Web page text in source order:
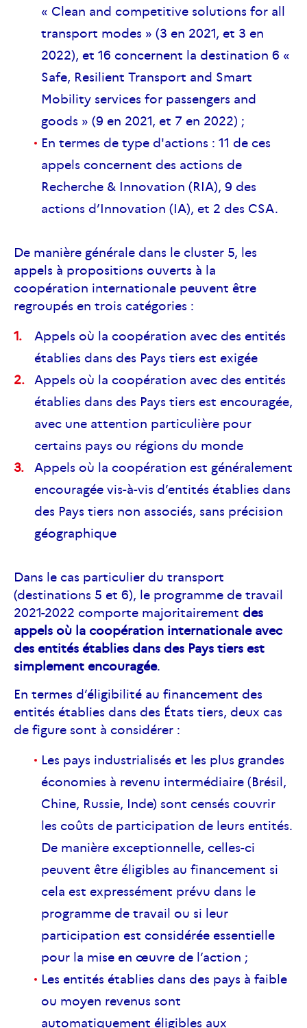
« Clean and competitive solutions for all
transport modes » (3 en 2021, et 3 en
2022), et 16 concernent la destination 6 «
Safe, Resilient Transport and Smart
Mobility services for passengers and
goods » (9 en 2021, et 7 en 2022) ;
En termes de type d'actions : 11 de ces
appels concernent des actions de
Recherche & Innovation (RIA), 9 des
actions d’Innovation (IA), et 2 des CSA.
De manière générale dans le cluster 5, les
appels à propositions ouverts à la
coopération internationale peuvent être
regroupés en trois catégories :
Appels où la coopération avec des entités
établies dans des Pays tiers est exigée
Appels où la coopération avec des entités
établies dans des Pays tiers est encouragée,
avec une attention particulière pour
certains pays ou régions du monde
Appels où la coopération est généralement
encouragée vis-à-vis d’entités établies dans
des Pays tiers non associés, sans précision
géographique
Dans le cas particulier du transport
(destinations 5 et 6), le programme de travail
2021-2022 comporte majoritairement des
appels où la coopération internationale avec
des entités établies dans des Pays tiers est
simplement encouragée.
En termes d’éligibilité au financement des
entités établies dans des États tiers, deux cas
de figure sont à considérer :
Les pays industrialisés et les plus grandes
économies à revenu intermédiaire (Brésil,
Chine, Russie, Inde) sont censés couvrir
les coûts de participation de leurs entités.
De manière exceptionnelle, celles-ci
peuvent être éligibles au financement si
cela est expressément prévu dans le
programme de travail ou si leur
participation est considérée essentielle
pour la mise en œuvre de l’action ;
Les entités établies dans des pays à faible
ou moyen revenus sont
automatiquement éligibles aux